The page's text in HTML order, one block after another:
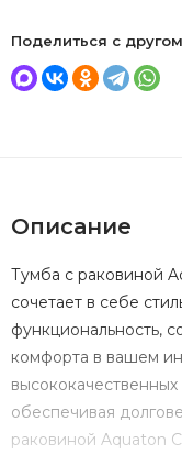
Поделиться с
Описание
Тумба с раковиной
сочетает в себе
функциональность,
комфорта в вашем
обеспечивая
раковиной Aquaton